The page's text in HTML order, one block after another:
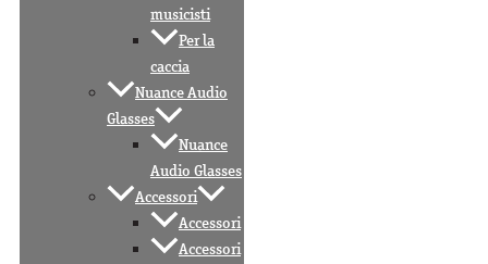
musicisti
Per la
caccia
Nuance Audio
Glasses
Nuance
Audio Glasses
Accessori
Accessori
Accessori